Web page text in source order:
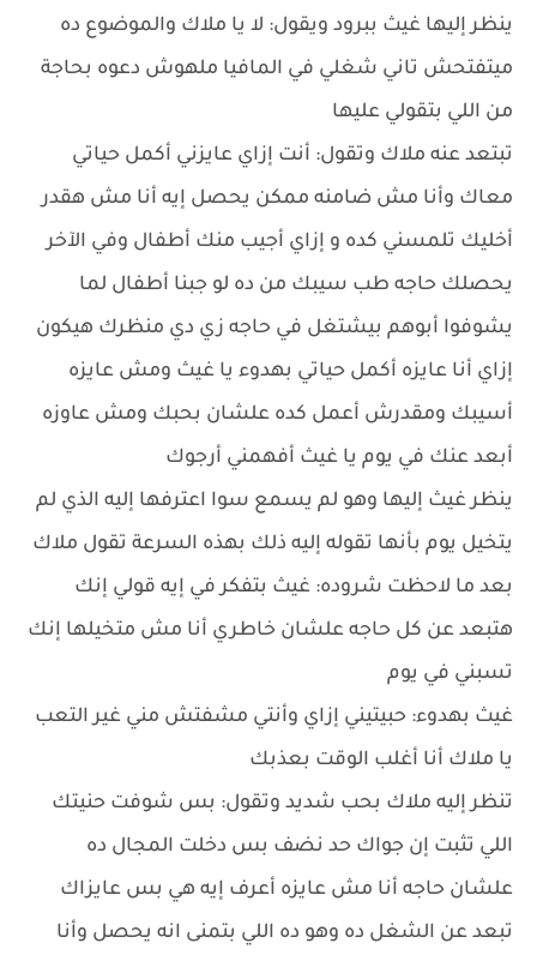
ينظر إليها غيث ببرود ويقول: لا يا ملاك والموضوع ده
ميتفتحش تاني شغلي في المافيا ملهوش دعوه بحاجة
من اللي بتقولي عليها
تبتعد عنه ملاك وتقول: أنت إزاي عايزني أكمل حياتي
معاك وأنا مش ضامنه ممكن يحصل إيه أنا مش هقدر
أخليك تلمسني كده و إزاي أجيب منك أطفال وفي الآخر
يحصلك حاجه طب سيبك من ده لو جبنا أطفال لما
يشوفوا أبوهم بيشتغل في حاجه زي دي منظرك هيكون
إزاي أنا عايزه أكمل حياتي بهدوء يا غيث ومش عايزه
أسيبك ومقدرش أعمل كده علشان بحبك ومش عاوزه
أبعد عنك في يوم يا غيث أفهمني أرجوك
ينظر غيث إليها وهو لم يسمع سوا اعترفها إليه الذي لم
يتخيل يوم بأنها تقوله إليه ذلك بهذه السرعة تقول ملاك
بعد ما لاحظت شروده: غيث بتفكر في إيه قولي إنك
هتبعد عن كل حاجه علشان خاطري أنا مش متخيلها إنك
تسبني في يوم
غيث بهدوء: حبيتيني إزاي وأنتي مشفتش مني غير التعب
يا ملاك أنا أغلب الوقت بعذبك
تنظر إليه ملاك بحب شديد وتقول: بس شوفت حنيتك
اللي تثبت إن جواك حد نضف بس دخلت المجال ده
علشان حاجه أنا مش عايزه أعرف إيه هي بس عايزاك
تبعد عن الشغل ده وهو ده اللي بتمنى انه يحصل وأنا